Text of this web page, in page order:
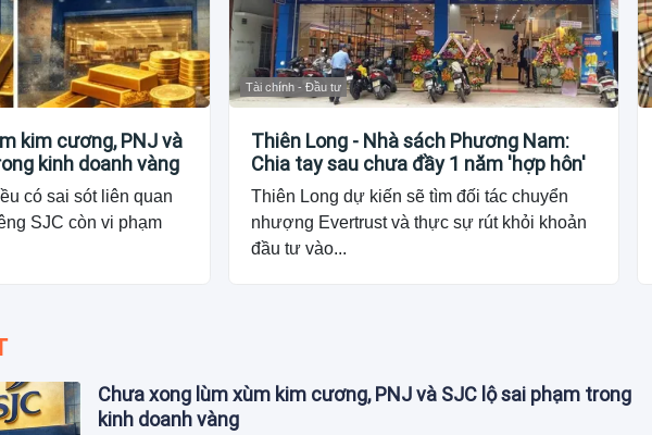
kim cương, PNJ và
kinh doanh vàng
có sai sót liên quan
SJC còn vi phạm
Tài chính - Đầu tư
Thiên Long - Nhà sách Phương Nam:
Chia tay sau chưa đầy 1 năm 'hợp hôn'
Thiên Long dự kiến sẽ tìm đối tác chuyển
nhượng Evertrust và thực sự rút khỏi khoản
đầu tư vào...
Chưa xong lùm xùm kim cương, PNJ và SJC lộ sai phạm trong
kinh doanh vàng